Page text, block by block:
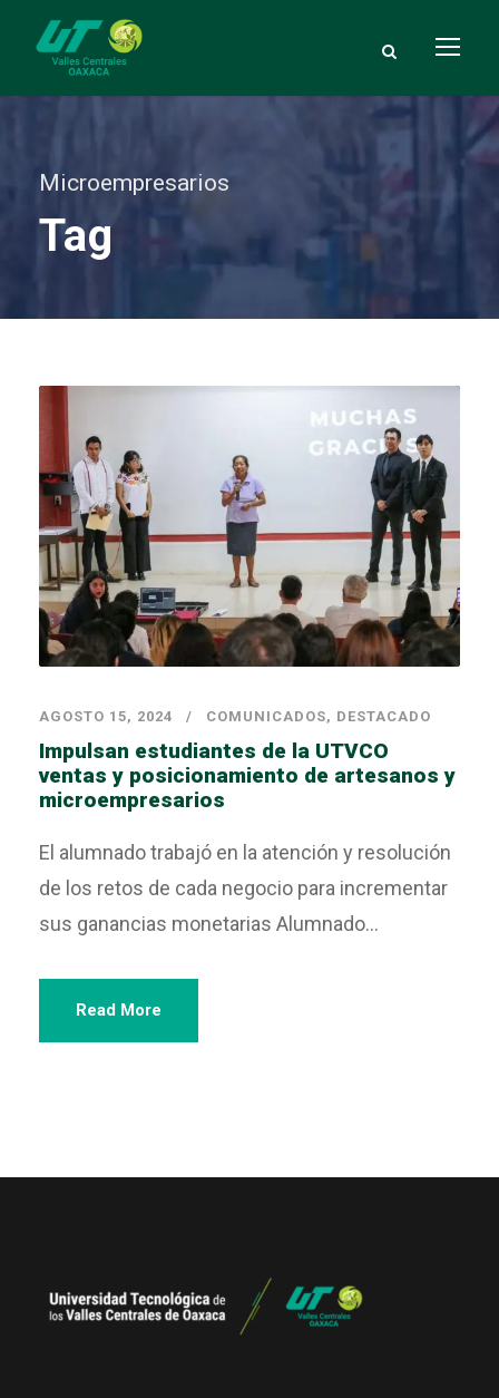
Microempresarios
Tag
AGOSTO 15, 2024 COMUNICADOS, DESTACADO
Impulsan estudiantes de la UTVCO
ventas y posicionamiento de artesanos y
microempresarios
El alumnado trabajó en la atención y resolución
de los retos de cada negocio para incrementar
sus ganancias monetarias Alumnado...
Read More